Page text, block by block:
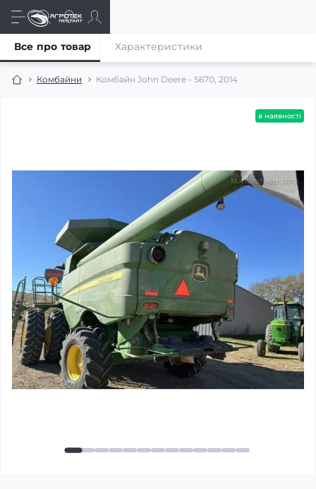
Комбайни Комбайн John Deere - S670, 2014
Все про товар Характеристики
в наявності